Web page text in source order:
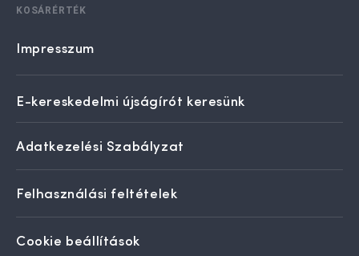
KOSÁRÉRTÉK
Impresszum
E-kereskedelmi újságírót keresünk
Adatkezelési Szabályzat
Felhasználási feltételek
Cookie beállítások